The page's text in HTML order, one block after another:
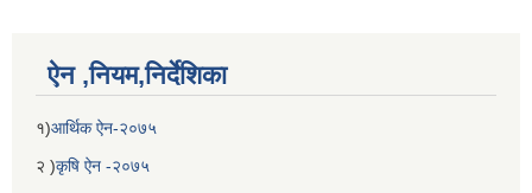
ऐन ,नियम,निर्देशिका
१)आर्थिक ऐन-२०७५
२ )कृषि ऐन -२०७५